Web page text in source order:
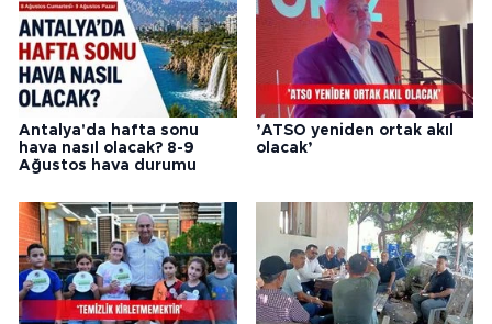
Antalya'da hafta sonu
hava nasıl olacak? 8-9
Ağustos hava durumu
’ATSO yeniden ortak akıl
olacak’